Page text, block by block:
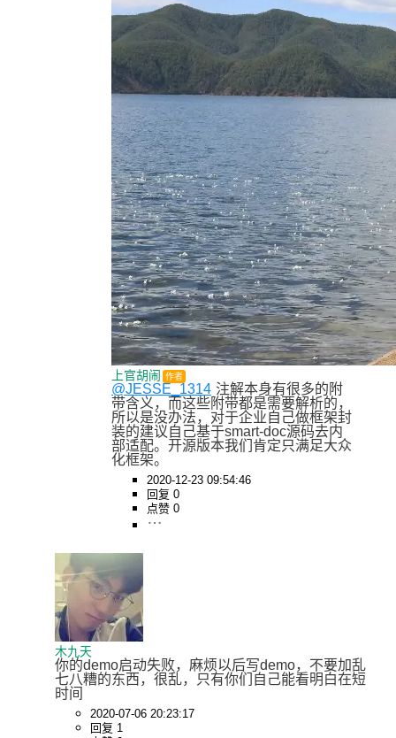
上官胡闹 作者
@JESSE_1314 注解本身有很多的附
带含义，而这些附带都是需要解析的，
所以是没办法，对于企业自己做框架封
装的建议自己基于smart-doc源码去内
部适配。开源版本我们肯定只满足大众
化框架。
2020-12-23 09:54:46
回复 0
点赞 0
木九天
你的demo启动失败，麻烦以后写demo，不要加乱
七八糟的东西，很乱，只有你们自己能看明白在短
时间
2020-07-06 20:23:17
回复 1